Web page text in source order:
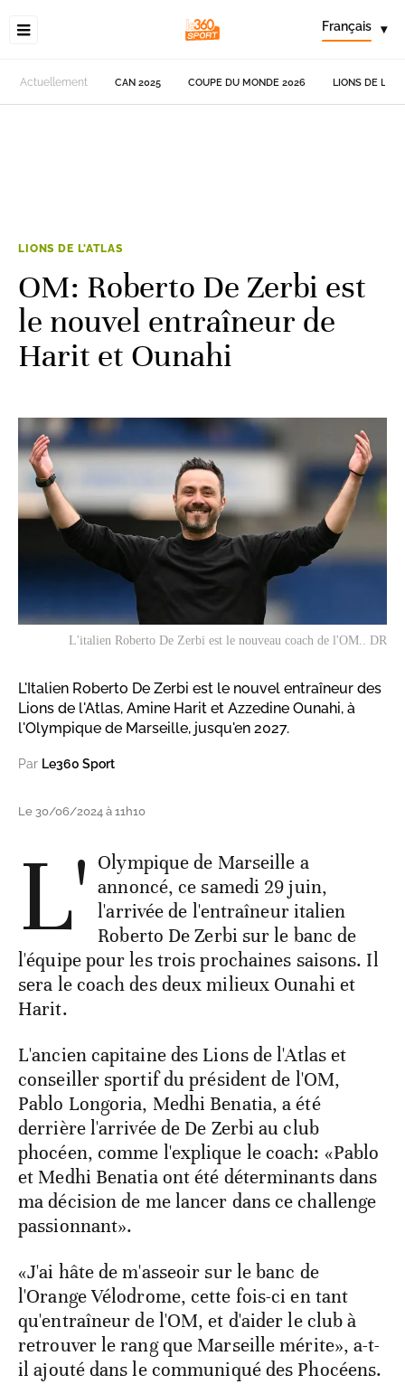
Français ▾
Actuellement CAN 2025 COUPE DU MONDE 2026 LIONS DE
LIONS DE L'ATLAS
OM: Roberto De Zerbi est
le nouvel entraîneur de
Harit et Ounahi
L'italien Roberto De Zerbi est le nouveau coach de l'OM.. DR
L'Italien Roberto De Zerbi est le nouvel entraîneur des
Lions de l'Atlas, Amine Harit et Azzedine Ounahi, à
l'Olympique de Marseille, jusqu'en 2027.
Par Le360 Sport
Le 30/06/2024 à 11h10
L' Olympique de Marseille a
annoncé, ce samedi 29 juin,
l'arrivée de l'entraîneur italien
Roberto De Zerbi sur le banc de
l'équipe pour les trois prochaines saisons. Il
sera le coach des deux milieux Ounahi et
Harit.
L'ancien capitaine des Lions de l'Atlas et
conseiller sportif du président de l'OM,
Pablo Longoria, Medhi Benatia, a été
derrière l'arrivée de De Zerbi au club
phocéen, comme l'explique le coach: «Pablo
et Medhi Benatia ont été déterminants dans
ma décision de me lancer dans ce challenge
passionnant».
«J'ai hâte de m'asseoir sur le banc de
l'Orange Vélodrome, cette fois-ci en tant
qu'entraîneur de l'OM, et d'aider le club à
retrouver le rang que Marseille mérite», a-t-
il ajouté dans le communiqué des Phocéens.